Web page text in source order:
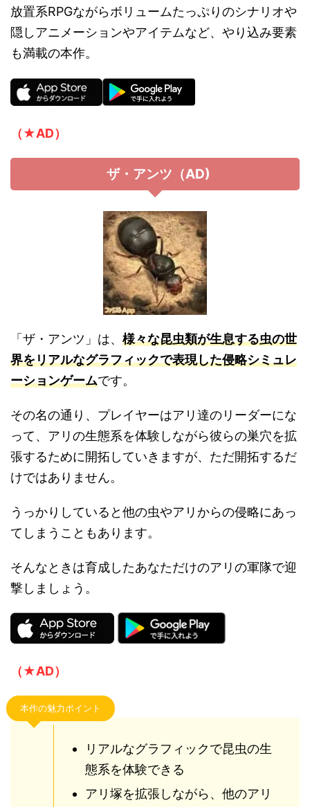
放置系RPGながらボリュームたっぷりのシナリオや
隠しアニメーションやアイテムなど、やり込み要素
も満載の本作。
（★AD）
ザ・アンツ（AD)
「ザ・アンツ」は、 様々な昆虫類が生息する虫の世
界をリアルなグラフィックで表現した侵略シミュレ
ーションゲームです。
その名の通り、プレイヤーはアリ達のリーダーにな
って、アリの生態系を体験しながら彼らの巣穴を拡
張するために開拓していきますが、ただ開拓するだ
けではありません。
うっかりしていると他の虫やアリからの侵略にあっ
てしまうこともあります。
そんなときは育成したあなただけのアリの軍隊で迎
撃しましょう。
（★AD）
本作の魅力ポイント
リアルなグラフィックで昆虫の生
態系を体験できる
アリ塚を拡張しながら、他のアリ